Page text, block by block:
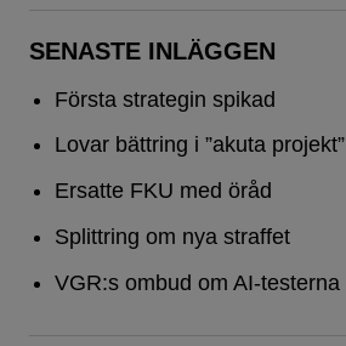
SENASTE INLÄGGEN
Första strategin spikad
Lovar bättring i ”akuta projekt”
Ersatte FKU med öråd
Splittring om nya straffet
VGR:s ombud om AI-testerna